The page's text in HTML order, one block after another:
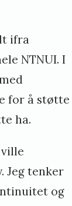
ifra
NTNUI. I
for å støtte
ha.
Jeg tenker
og